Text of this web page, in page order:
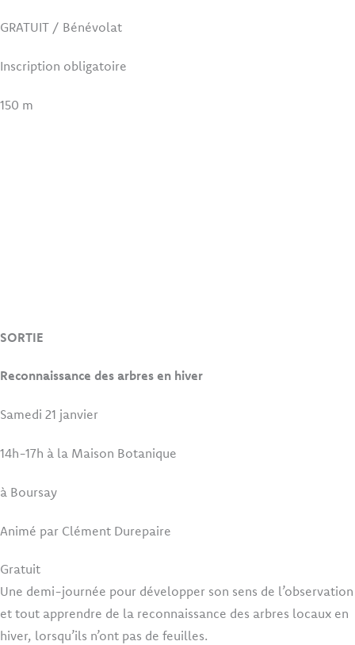
GRATUIT / Bénévolat
Inscription obligatoire
150 m
SORTIE
Reconnaissance des arbres en hiver
Samedi 21 janvier
14h-17h à la Maison Botanique
à Boursay
Animé par Clément Durepaire
Gratuit
Une demi-journée pour développer son sens de l’observation
et tout apprendre de la reconnaissance des arbres locaux en
hiver, lorsqu’ils n’ont pas de feuilles.